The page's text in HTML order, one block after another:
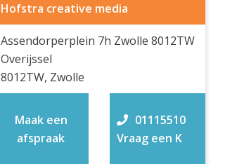
Hofstra creative media
Assendorperplein 7h Zwolle 8012TW
Overijssel
8012TW, Zwolle
01115510
Vraag een K
Maak een
afspraak